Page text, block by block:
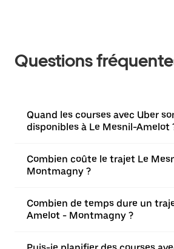
Questions
Quand les courses avec Uber
disponibles à Le Mesnil-Amelot
Combien coûte le trajet Le
Montmagny ?
Combien de temps dure un
Amelot - Montmagny ?